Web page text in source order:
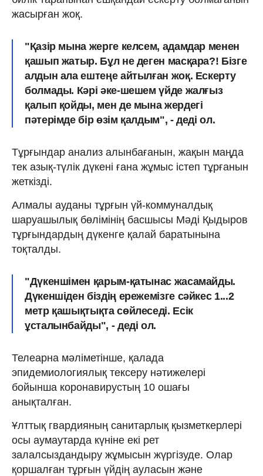
жасырған жоқ.
"Қазір мына жерге келсем, адамдар менен
қашып жатыр. Бұл не деген масқара?! Бізге
алдын ала ештеңе айтылған жоқ. Ескерту
болмады. Кәрі әке-шешем үйде жалғыз
қалып қойды, мен де мына жердегі
пәтерімде бір өзім қалдым", - деді ол.
Тұрғындар анализ алынбағанын, жақын маңда
тек азық-түлік дүкені ғана жұмыс істеп тұрғанын
жеткізді.
Алмалы ауданы тұрғын үй-коммуналдық
шаруашылық бөлімінің басшысы Мәді Қыдыров
тұрғындардың дүкенге қалай баратынына
тоқталды.
"Дүкеншімен қарым-қатынас жасамайды.
Дүкеншіден біздің ережемізге сәйкес 1...2
метр қашықтықта сөйлеседі. Есік
ұсталынбайды", - деді ол.
Телеарна мәліметінше, қалада
эпидемиологиялық тексеру нәтижелері
бойынша коронавирустың 10 ошағы
анықталған.
Ұлттық гвардияның санитарлық қызметкерлері
осы аумаутарда күніне екі рет
залалсыздандыру жұмысын жүргізуде. Олар
қоршалған тұрғын үйдің ауласын және